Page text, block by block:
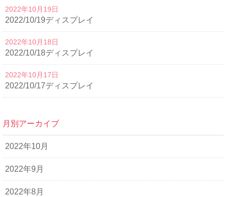
2022/10/19ディスプレイ
2022年10月19日
2022/10/18ディスプレイ
2022年10月18日
2022/10/17ディスプレイ
2022年10月17日
月別アーカイブ
2022年10月
2022年9月
2022年8月